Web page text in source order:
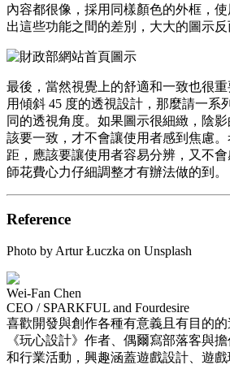
內容都很像，採用同樣顏色的外框，
出這些功能之間的差別，大大的圖示反
最後，當然視覺上的舒適和一致也很
用傾斜 45 度的透視設計，那麼請一系
同的透視角度。如果圖示很細緻，陰
該要一致，才不會讓使用者感到焦慮
距，應該要讓使用者容易分辨，又不
師花費心力仔細調整才有辦法做的到。
Reference
Photo by Artur Łuczka on Unsplash
Wei-Fan Chen
CEO / SPARKFUL and Fourdesire
喜歡開發與創作各種有意義且有目的的
《玩心設計》作者、偶爾寫部落客與
和行業活動，興趣涵蓋遊戲設計、遊